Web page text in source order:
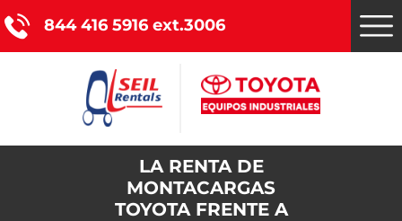
844 416 5916 ext.3006
Nuestros servicios
LA RENTA DE
MONTACARGAS
TOYOTA FRENTE A